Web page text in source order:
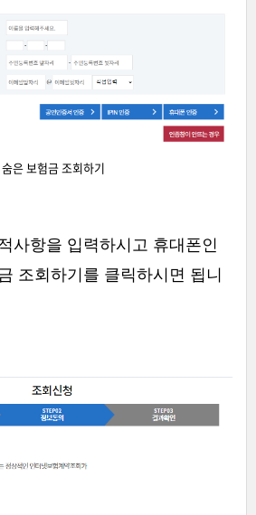
숨은 보험금 조회하기
사항을 입력하시고 휴대폰인
조회하기를 클릭하시면 됩니